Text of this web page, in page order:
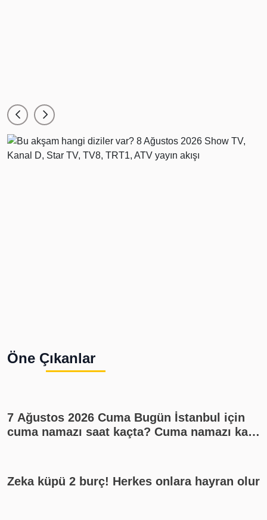
Öne Çıkanlar
7 Ağustos 2026 Cuma Bugün İstanbul için
cuma namazı saat kaçta? Cuma namazı kaç
Zeka küpü 2 burç! Herkes onlara hayran olur